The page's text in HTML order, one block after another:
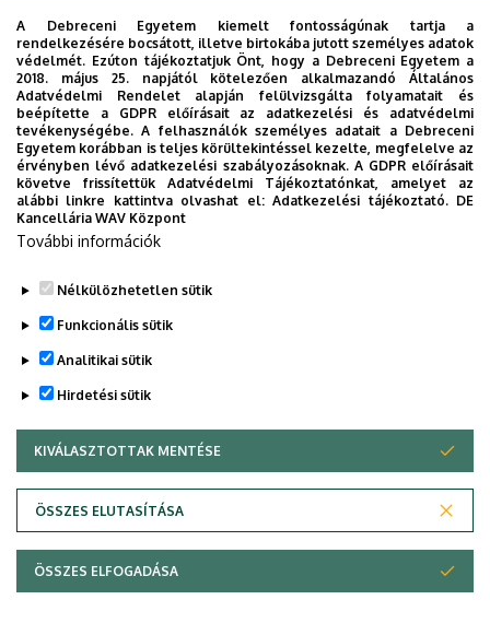
A tervezés során a piac
tágabb környezetét és a
Zsibogó sajátos
hangulatát vettem
kiindulópontnak. A
helyszín, Debrecen dél-
keleti részén fekszik, a
Vágóhíd utca közepén.
ipari jelleget elérni az új
kapuépülettel.
A piac szerkezetét
vizsgálva, jellegzetes
folyosós rendszer
rajzolódott ki előttem. A
A Debreceni Egyetem kiemelt fontosságúnak tartja a
rendelkezésére bocsátott, illetve birtokába jutott személyes adatok
védelmét. Ezúton tájékoztatjuk Önt, hogy a Debreceni Egyetem a
2018. május 25. napjától kötelezően alkalmazandó Általános
Adatvédelmi Rendelet alapján felülvizsgálta folyamatait és
beépítette a GDPR előírásait az adatkezelési és adatvédelmi
tevékenységébe. A felhasználók személyes adatait a Debreceni
Egyetem korábban is teljes körültekintéssel kezelte, megfelelve az
érvényben lévő adatkezelési szabályozásoknak. A GDPR előírásait
követve frissítettük Adatvédelmi Tájékoztatónkat, amelyet az
alábbi linkre kattintva olvashat el:Adatkezelési tájékoztató. DE
Kancellária WAV Központ
További információk
Nélkülözhetetlen sütik
Funkcionális sütik
Analitikai sütik
Hirdetési sütik
KIVÁLASZTOTTAK MENTÉSE
ÖSSZES ELUTASÍTÁSA
WITHDRAW CONSENT
ÖSSZES ELFOGADÁSA